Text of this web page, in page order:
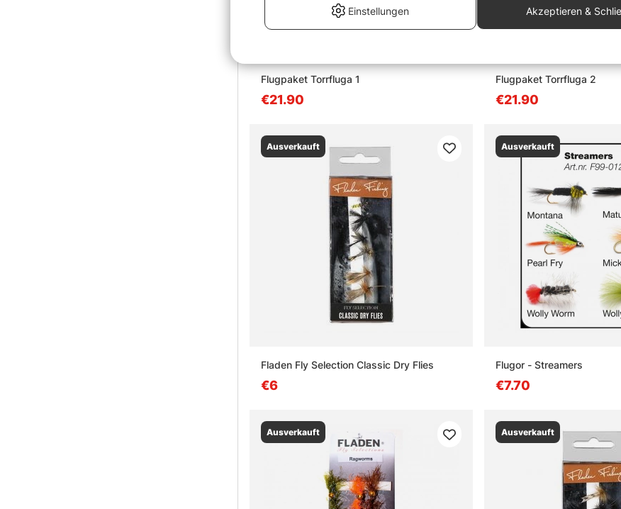
Flugpaket Torrfluga 1
€21.90
Flugpaket Torrfluga 2
€21.90
Ausverkauft
Fladen Fly Selection Classic Dry Flies
€6
Ausverkauft
Flugor - Streamers
€7.70
Ausverkauft Ausverkauft
Einstellungen Akzeptieren &